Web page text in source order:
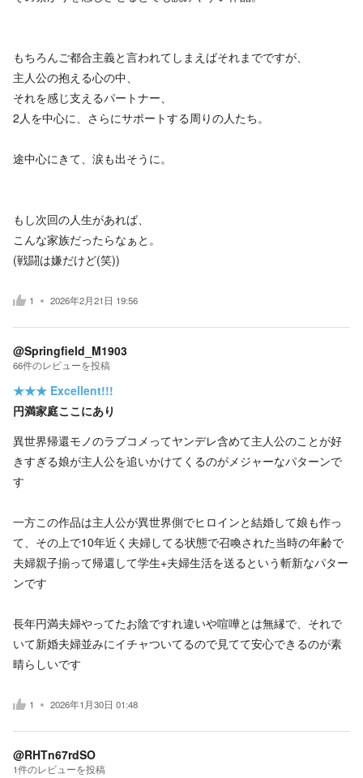
もちろんご都合主義と言われてしまえばそれまでですが、
主人公の抱える心の中、
それを感じ支えるパートナー、
2人を中心に、さらにサポートする周りの人たち。
途中心にきて、涙も出そうに。
もし次回の人生があれば、
こんな家族だったらなぁと。
(戦闘は嫌だけど(笑))
1 2026年2月21日 19:56
@Springfield_M1903
66件のレビューを投稿
★★★ Excellent!!!
円満家庭ここにあり
異世界帰還モノのラブコメってヤンデレ含めて主人公のことが好
きすぎる娘が主人公を追いかけてくるのがメジャーなパターンで
す
一方この作品は主人公が異世界側でヒロインと結婚して娘も作っ
て、その上で10年近く夫婦してる状態で召喚された当時の年齢で
夫婦親子揃って帰還して学生+夫婦生活を送るという斬新なパター
ンです
長年円満夫婦やってたお陰ですれ違いや喧嘩とは無縁で、それで
いて新婚夫婦並みにイチャついてるので見てて安心できるのが素
晴らしいです
1 2026年1月30日 01:48
@RHTn67rdSO
1件のレビューを投稿